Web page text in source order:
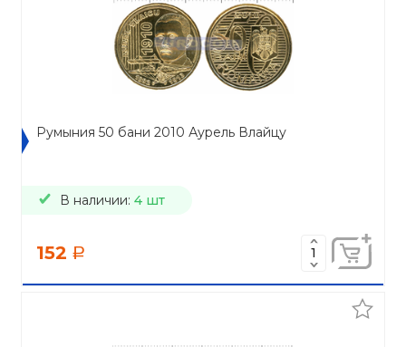
Румыния 50 бани 2010 Аурель Влайцу
В наличии: 4 шт
152 a